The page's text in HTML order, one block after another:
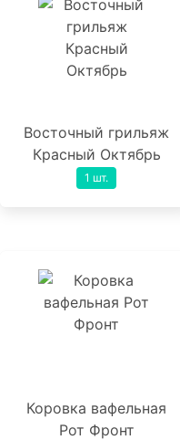
Восточный грильяж
Красный Октябрь
1 шт.
Коровка вафельная
Рот Фронт